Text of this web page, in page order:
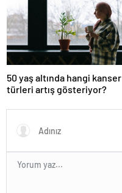
50 yaş altında hangi kanser
türleri artış gösteriyor?